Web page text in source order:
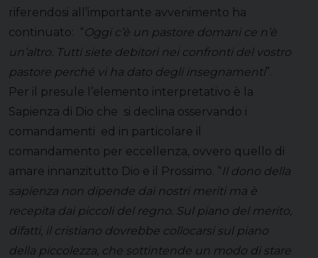
riferendosi all’importante avvenimento ha
continuato: “Oggi c’è un pastore domani ce n’è
un’altro. Tutti siete debitori nei confronti del vostro
pastore perché vi ha dato degli insegnamenti”.
Per il presule l’elemento interpretativo è la
Sapienza di Dio che si declina osservando i
comandamenti ed in particolare il
comandamento per eccellenza, ovvero quello di
amare innanzitutto Dio e il Prossimo. “Il dono della
sapienza non dipende dai nostri meriti ma è
recepita dai piccoli del regno. Sul piano del merito,
difatti, il cristiano dovrebbe collocarsi sul piano
della piccolezza, che sottintende un modo di stare